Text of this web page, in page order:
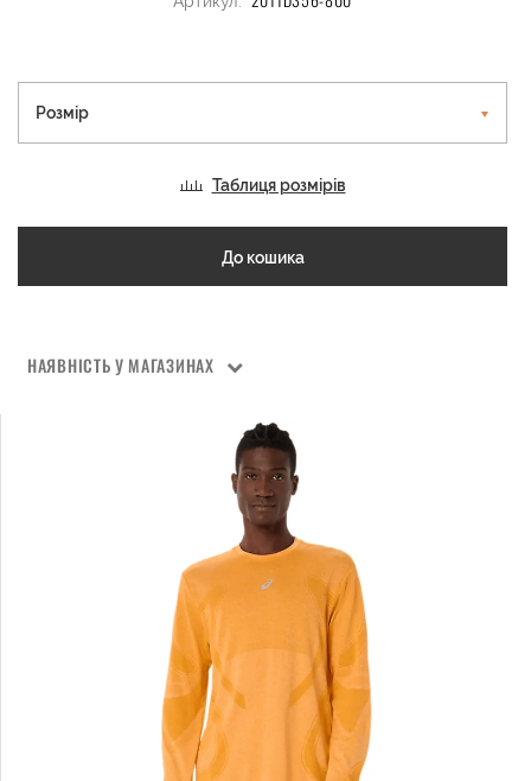
Розмір
Таблиця розмірів
До кошика
НАЯВНІСТЬ У МАГАЗИНАХ